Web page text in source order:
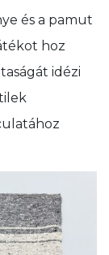
és a pamut
hoz
idézi